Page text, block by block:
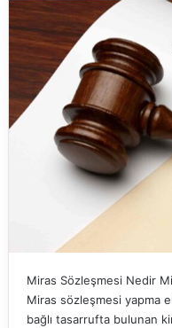
Miras Sözleşmesi Nedir
Miras sözleşmesi yapma
bağlı tasarrufta bulunan